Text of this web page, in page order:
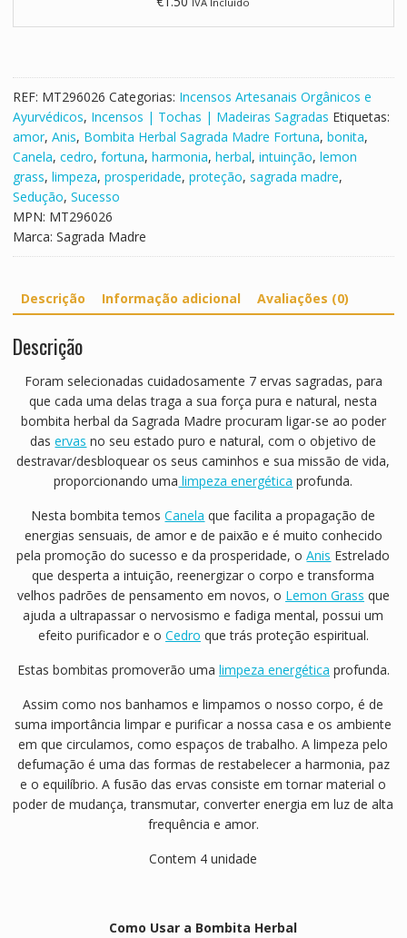
u
n
a
d
e
s
a
n
i
b
o
u
l
C
o
a
REF: MT296026 Categorias: Incensos Artesanais Orgânicos e
Ayurvédicos, Incensos | Tochas | Madeiras Sagradas Etiquetas:
amor, Anis, Bombita Herbal Sagrada Madre Fortuna, bonita,
Canela, cedro, fortuna, harmonia, herbal, intuinção, lemon
grass, limpeza, prosperidade, proteção, sagrada madre,
Sedução, Sucesso
MPN: MT296026
Marca: Sagrada Madre
Descrição Informação adicional Avaliações (0)
Descrição
Foram selecionadas cuidadosamente 7 ervas sagradas, para
que cada uma delas traga a sua força pura e natural, nesta
bombita herbal da Sagrada Madre procuram ligar-se ao poder
daservas no seu estado puro e natural, com o objetivo de
destravar/desbloquear os seus caminhos e sua missão de vida,
proporcionando uma limpeza energética profunda.
Nesta bombita temosCanela que facilita a propagação de
energias sensuais, de amor e de paixão e é muito conhecido
pela promoção do sucesso e da prosperidade, oAnis Estrelado
que desperta a intuição, reenergizar o corpo e transforma
velhos padrões de pensamento em novos, o Lemon Grass que
ajuda a ultrapassar o nervosismo e fadiga mental, possui um
efeito purificador e o Cedro que trás proteção espiritual.
Estas bombitas promoverão uma limpeza energética profunda.
Assim como nos banhamos e limpamos o nosso corpo, é de
suma importância limpar e purificar a nossa casa e os ambiente
em que circulamos, como espaços de trabalho. A limpeza pelo
defumação é uma das formas de restabelecer a harmonia, paz
e o equilíbrio. A fusão das ervas consiste em tornar material o
poder de mudança, transmutar, converter energia em luz de alta
frequência e amor.
Contem 4 unidade
Como Usar a Bombita Herbal